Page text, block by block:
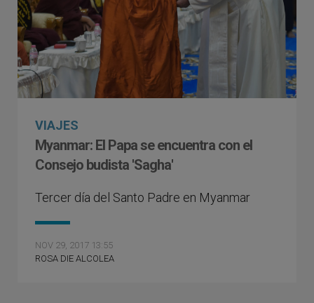
VIAJES
Myanmar: El Papa se encuentra con el
Consejo budista 'Sagha'
Tercer día del Santo Padre en Myanmar
NOV 29, 2017 13:55
ROSA DIE ALCOLEA